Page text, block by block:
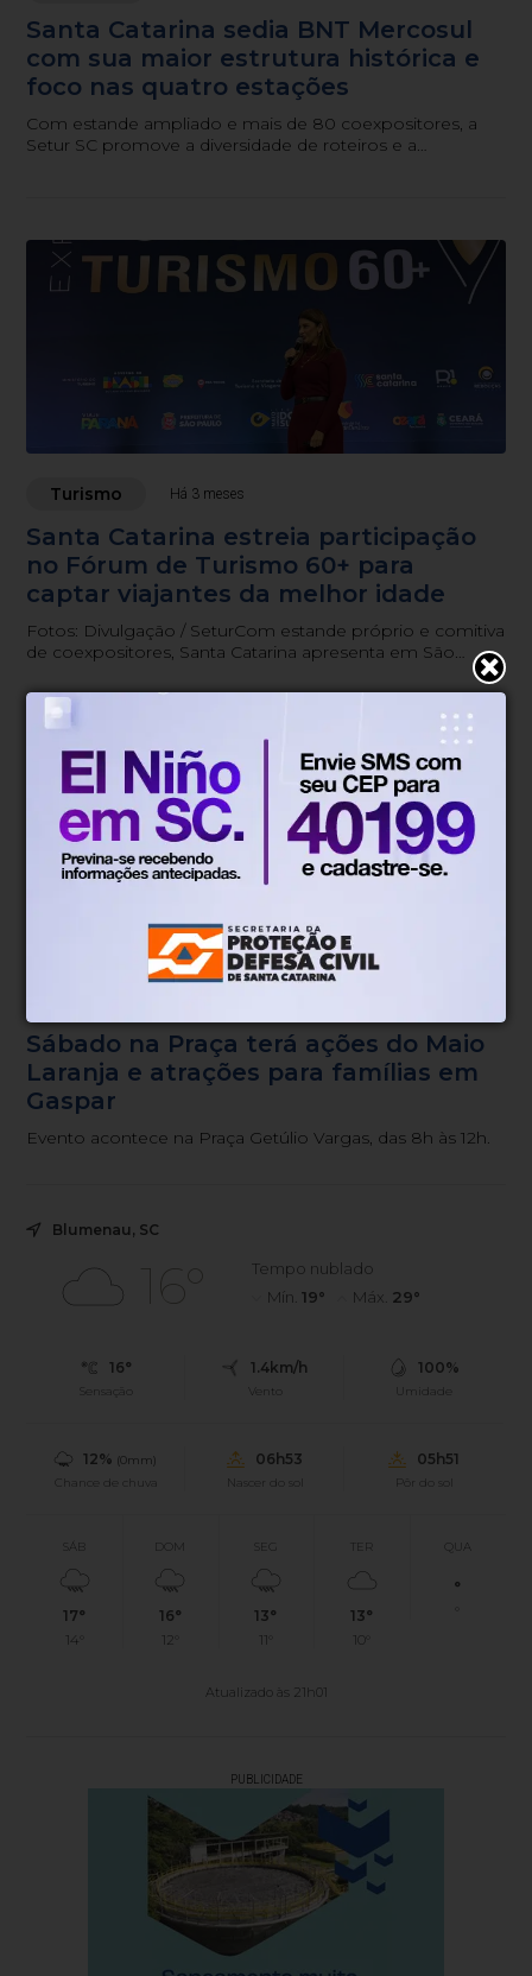
Santa Catarina sedia BNT Mercosul
com sua maior estrutura histórica e
foco nas quatro estações
Com estande ampliado e mais de 80 coexpositores, a
Setur SC promove a diversidade de roteiros e a
Turismo Há 3 meses
Santa Catarina estreia participação
no Fórum de Turismo 60+ para
captar viajantes da melhor idade
Fotos: Divulgação / SeturCom estande próprio e comitiva
de coexpositores, Santa Catarina apresenta em São
Sábado na Praça terá ações do Maio
Laranja e atrações para famílias em
Gaspar
Evento acontece na Praça Getúlio Vargas, das 8h às 12h.
Blumenau, SC
16°
Tempo nublado
Mín. 19° Máx. 29°
16°
Sensação
1.4km/h
Vento
100%
Umidade
12% (0mm)
Chance de chuva
06h53
Nascer do sol
05h51
Pôr do sol
SÁB
17°
14°
DOM
16°
12°
SEG
13°
11°
TER
13°
10°
QUA
°
Atualizado às 21h01
PUBLICIDADE